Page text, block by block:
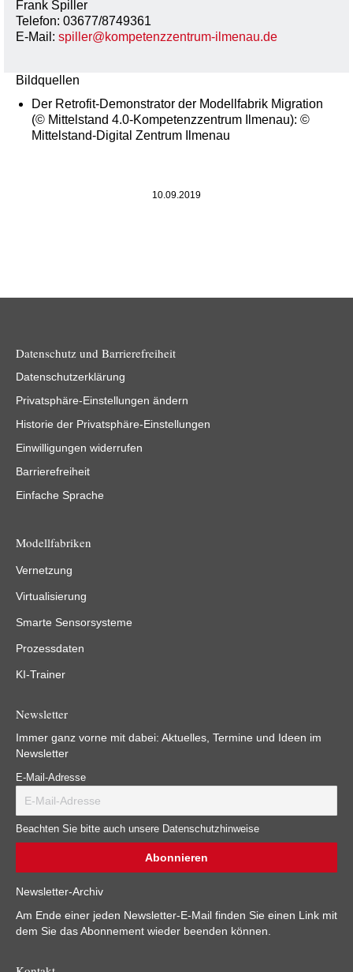
Frank Spiller
Telefon: 03677/8749361
E-Mail: spiller@kompetenzzentrum-ilmenau.de
Bildquellen
Der Retrofit-Demonstrator der Modellfabrik Migration
(© Mittelstand 4.0-Kompetenzzentrum Ilmenau): ©
Mittelstand-Digital Zentrum Ilmenau
10.09.2019
Datenschutz und Barrierefreiheit
Datenschutzerklärung
Privatsphäre-Einstellungen ändern
Historie der Privatsphäre-Einstellungen
Einwilligungen widerrufen
Barrierefreiheit
Einfache Sprache
Modellfabriken
Vernetzung
Virtualisierung
Smarte Sensorsysteme
Prozessdaten
KI-Trainer
Newsletter
Immer ganz vorne mit dabei: Aktuelles, Termine und Ideen im
Newsletter
E-Mail-Adresse
Beachten Sie bitte auch unsere Datenschutzhinweise
Newsletter-Archiv
Am Ende einer jeden Newsletter-E-Mail finden Sie einen Link mit
dem Sie das Abonnement wieder beenden können.